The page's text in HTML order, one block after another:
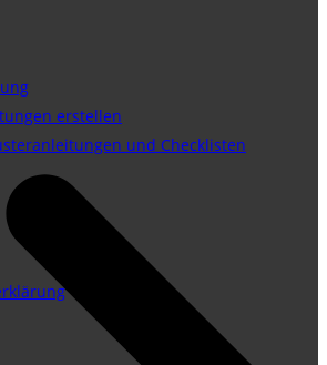
erstellen
und Checklisten